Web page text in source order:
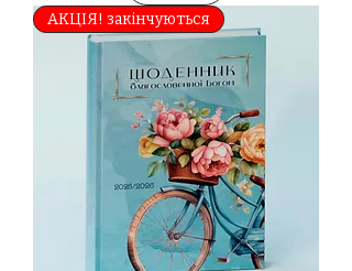
АКЦІЯ! закінчуються